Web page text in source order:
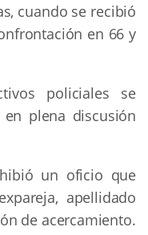
cuando se recibió
en 66 y
policiales se
plena discusión
un oficio que
apellidado
de acercamiento.